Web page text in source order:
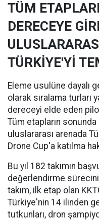
TÜM
DERECEYE
TÜRKİYE'Yİ
Eleme usulüne dayalı
olarak sıralama turları
dereceyi elde eden
Tüm etapların
uluslararası arenada
Drone Cup'a katılma
Bu yıl 182 takımın
değerlendirme sürecini
takım, ilk etap olan
Türkiye'nin 14 ilinden
tutkunları, dron